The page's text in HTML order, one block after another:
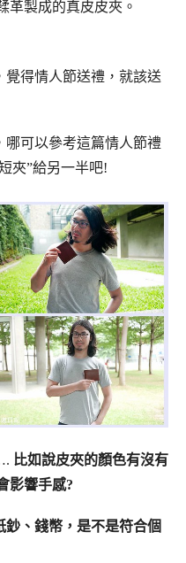
覺得情人節送禮，就該送
哪可以參考這篇情人節禮
夾”給另一半吧!
比如說皮夾的顏色有沒有
影響手感?
、錢幣，是不是符合個